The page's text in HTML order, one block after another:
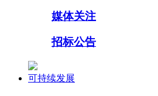
媒体关注
招标公告
可持续发展